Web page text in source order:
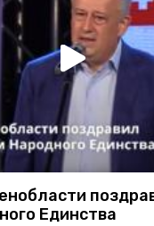
Единства